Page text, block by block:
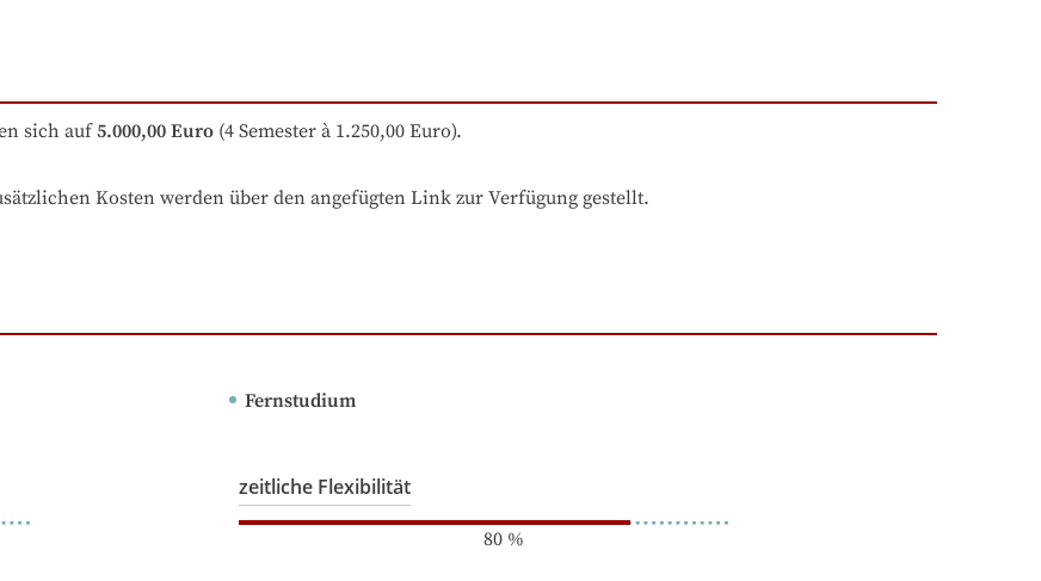
sich auf5.000,00 Euro (4 Semester à 1.250,00 Euro).
Kosten werden über den angefügten Link zur Verfügung gestellt.
Fernstudium
zeitliche Flexibilität
80%